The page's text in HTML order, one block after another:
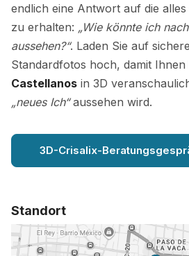
endlich eine Antwort auf die
zu erhalten: „Wie könnte ich
aussehen?“. Laden Sie auf
Standardfotos hoch, damit Ihnen
Castellanos in 3D
„neues Ich“aussehen wird.
3D-Crisalix-
Standort